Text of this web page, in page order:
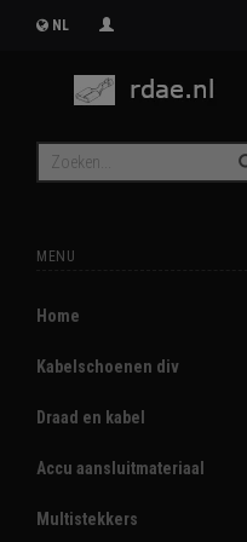
NL
MENU
Home
Kabelschoenen div
Draad en kabel
Accu aansluitmateriaal
Multistekkers